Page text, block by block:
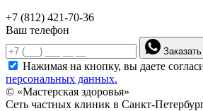
+7 (812) 421-70-36
Ваш телефон
Нажимая на кнопку, вы даете
персональных данных.
© «Мастерская здоровья»
Сеть частных клиник в Санкт-